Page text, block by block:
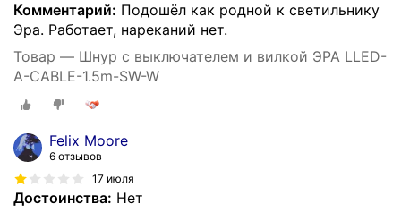
Комментарий: Подошёл как родной к светильнику
Эра. Работает, нареканий нет.
Товар — Шнур с выключателем и вилкой ЭРА LLED-
A-CABLE-1.5m-SW-W
Felix Moore
6 отзывов
17 июля
Достоинства: Нет